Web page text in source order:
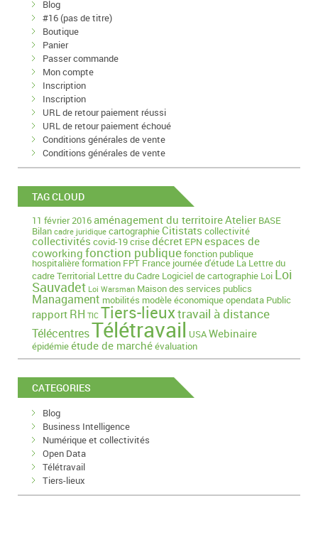
Blog
#16 (pas de titre)
Boutique
Panier
Passer commande
Mon compte
Inscription
Inscription
URL de retour paiement réussi
URL de retour paiement échoué
Conditions générales de vente
Conditions générales de vente
TAG CLOUD
11 février 2016aménagement du territoireAtelier BASE
Bilan cadre juridique cartographieCitistats collectivité
collectivités covid-19crisedécret EPN espaces de
coworking fonction publiquefonction publique
hospitalièreformation FPT France journée d'étude La Lettre du
cadre Territorial Lettre du Cadre Logiciel de cartographie Loi Loi
Sauvadet Loi Warsman Maison des services publics
Managament mobilités modèle économiqueopendata Public
rapport RH TIC Tiers-lieuxtravail à distance
TélécentresTélétravail USAWebinaire
épidémieétude de marchéévaluation
CATEGORIES
Blog
Business Intelligence
Numérique et collectivités
Open Data
Télétravail
Tiers-lieux